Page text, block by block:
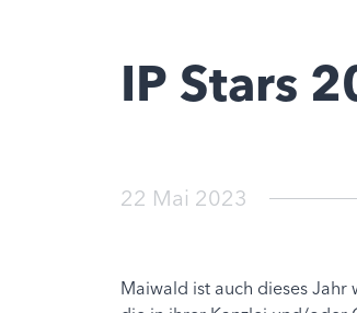
IP Stars
22 Mai 2023
Maiwald ist auch dieses Jahr